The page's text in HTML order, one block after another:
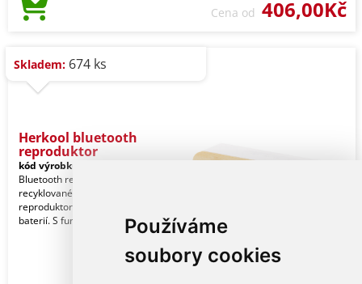
Používáme
soubory cookies
Cena od 406,00Kč
Skladem: 674 ks
Herkool bluetooth
reproduktor
kód výrobku:
Bluetooth reproduktor v pouzdře z
recyklovaného ABS a bambusu se 2
reproduktory a vestavěnou dobíjecí
baterií. S funkcí